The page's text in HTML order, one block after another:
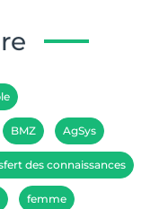
BMZ AgSys
des connaissances
femme